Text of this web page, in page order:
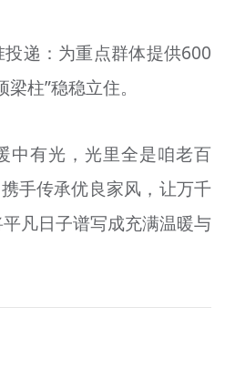
递：为重点群体提供600
柱”稳稳立住。
有光，光里全是咱老百
手传承优良家风，让万千
凡日子谱写成充满温暖与